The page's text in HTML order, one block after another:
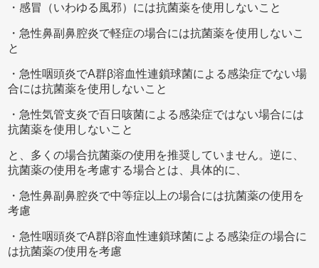
・感冒（いわゆる風邪）には抗菌薬を使用しないこと
・急性鼻副鼻腔炎で軽症の場合には抗菌薬を使用しないこ
と
・急性咽頭炎でA群β溶血性連鎖球菌による感染症でない場
合には抗菌薬を使用しないこと
・急性気管支炎で百日咳菌による感染症ではない場合には
抗菌薬を使用しないこと
と、多くの場合抗菌薬の使用を推奨していません。逆に、
抗菌薬の使用を考慮する場合とは、具体的に、
・急性鼻副鼻腔炎で中等症以上の場合には抗菌薬の使用を
考慮
・急性咽頭炎でA群β溶血性連鎖球菌による感染症の場合に
は抗菌薬の使用を考慮